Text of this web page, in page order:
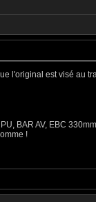
l'original est visé au
BAR AV, EBC
!